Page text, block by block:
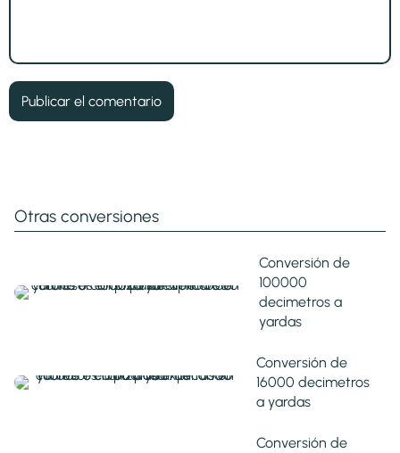
Otras conversiones
Conversión de
100000
decimetros a
yardas
Conversión de
16000 decimetros
a yardas
Conversión de